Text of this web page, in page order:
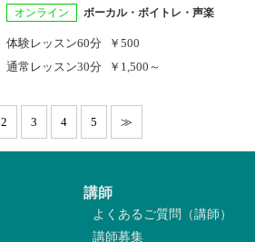
オンライン ボーカル・ボイトレ・声楽
体験レッスン60分
￥500
通常レッスン30分 ￥1,500～
2 3 4 5 ≫
講師
よくあるご質問（講師）
講師募集